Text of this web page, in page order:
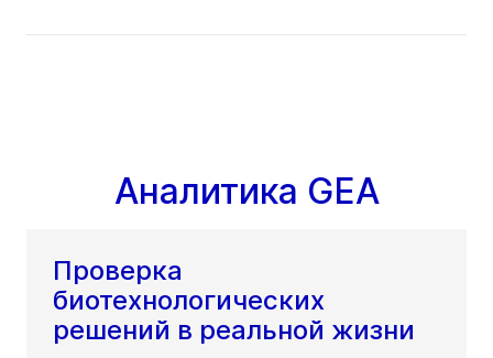
Аналитика GEA
Проверка
биотехнологических
решений в реальной жизни